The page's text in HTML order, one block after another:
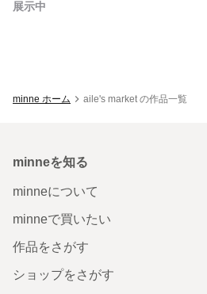
展示中
minne ホーム aile's market の作品一覧
minneを知る
minneについて
minneで買いたい
作品をさがす
ショップをさがす